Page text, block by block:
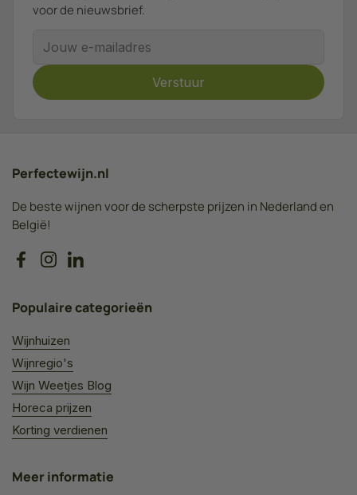
voor de nieuwsbrief.
Verstuur
Perfectewijn.nl
De beste wijnen voor de scherpste prijzen in Nederland en
België!
Facebook
InstagramLinkedIn
Populaire categorieën
Wijnhuizen
Wijnregio's
Wijn Weetjes Blog
Horeca prijzen
Korting verdienen
Meer informatie